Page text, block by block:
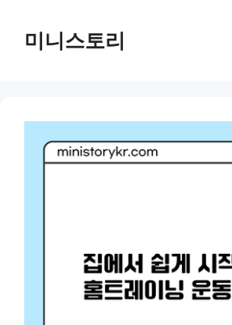
content미니스토리